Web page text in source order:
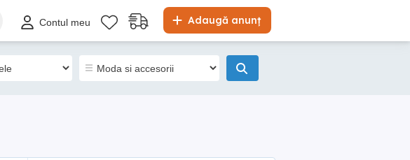
Adaugă anunț
Contul meu